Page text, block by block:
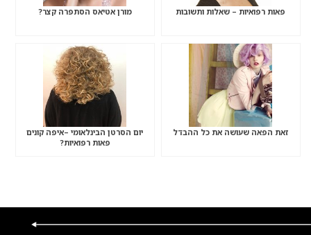
פאות רפואיות – שאלות ותשובות מורן אטיאס הסתפרה קצר?
זאת הפאה שעושה את כל ההבדל
יום הסרטן הבינלאומי –איפה קונים
פאות רפואיות?